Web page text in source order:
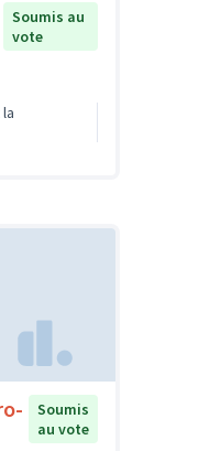
Soumis au
vote
Soumis
au vote